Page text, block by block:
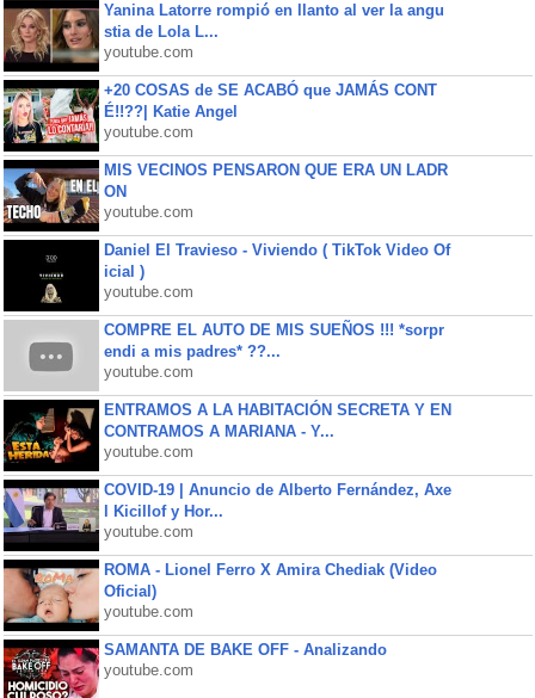
Yanina Latorre rompió en llanto al ver la angu
stia de Lola L...
youtube.com
+20 COSAS de SE ACABÓ que JAMÁS CONT
É!!??| Katie Angel
youtube.com
MIS VECINOS PENSARON QUE ERA UN LADR
ON
youtube.com
Daniel El Travieso - Viviendo ( TikTok Video Of
icial )
youtube.com
COMPRE EL AUTO DE MIS SUEÑOS !!! *sorpr
endi a mis padres* ??...
youtube.com
ENTRAMOS A LA HABITACIÓN SECRETA Y EN
CONTRAMOS A MARIANA - Y...
youtube.com
COVID-19 | Anuncio de Alberto Fernández, Axe
l Kicillof y Hor...
youtube.com
ROMA - Lionel Ferro X Amira Chediak (Video
Oficial)
youtube.com
SAMANTA DE BAKE OFF - Analizando
youtube.com